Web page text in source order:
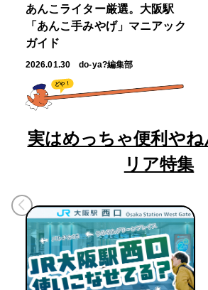
あんこライター厳選。大阪駅
「あんこ手みやげ」マニアック
ガイド
2026.01.30 do-ya?編集部
どや！
実はめっちゃ便利やね
リア特集